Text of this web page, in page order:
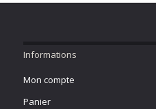
Informations
Mon compte
Panier